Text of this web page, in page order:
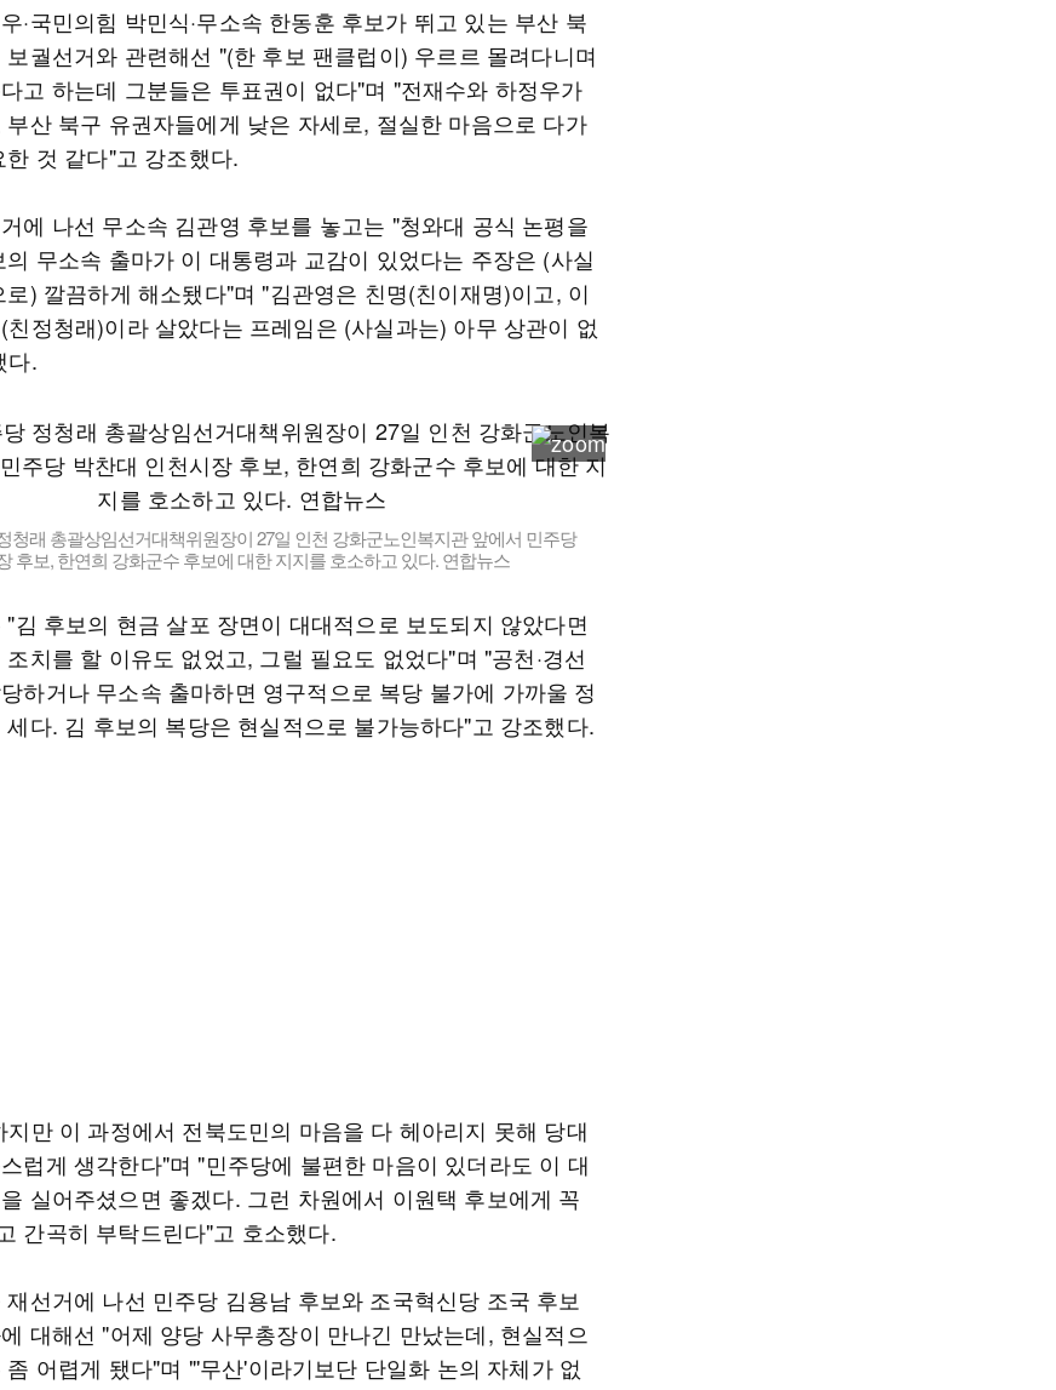
·국민의힘 박민식·무소속 한동훈 후보가 뛰고 있는 부산 북
보궐선거와 관련해선 "(한 후보 팬클럽이) 우르르 몰려다니며
고 하는데 그분들은 투표권이 없다"며 "전재수와 하정우가
부산 북구 유권자들에게 낮은 자세로, 절실한 마음으로 다가
것 같다"고 강조했다.
에 나선 무소속 김관영 후보를 놓고는 "청와대 공식 논평을
의 무소속 출마가 이 대통령과 교감이 있었다는 주장은 (사실
로) 깔끔하게 해소됐다"며 "김관영은 친명(친이재명)이고, 이
친정청래)이라 살았다는 프레임은 (사실과는) 아무 상관이 없
다.
청래 총괄상임선거대책위원장이 27일 인천 강화군노인복지관 앞에서 민주당
후보, 한연희 강화군수 후보에 대한 지지를 호소하고 있다. 연합뉴스
"김 후보의 현금 살포 장면이 대대적으로 보도되지 않았다면
치를 할 이유도 없었고, 그럴 필요도 없었다"며 "공천·경선
하거나 무소속 출마하면 영구적으로 복당 불가에 가까울 정
세다. 김 후보의 복당은 현실적으로 불가능하다"고 강조했다.
지만 이 과정에서 전북도민의 마음을 다 헤아리지 못해 당대
럽게 생각한다"며 "민주당에 불편한 마음이 있더라도 이 대
실어주셨으면 좋겠다. 그런 차원에서 이원택 후보에게 꼭
간곡히 부탁드린다"고 호소했다.
선거에 나선 민주당 김용남 후보와 조국혁신당 조국 후보
대해선 "어제 양당 사무총장이 만나긴 만났는데, 현실적으
좀 어렵게 됐다"며 "'무산'이라기보단 단일화 논의 자체가 없